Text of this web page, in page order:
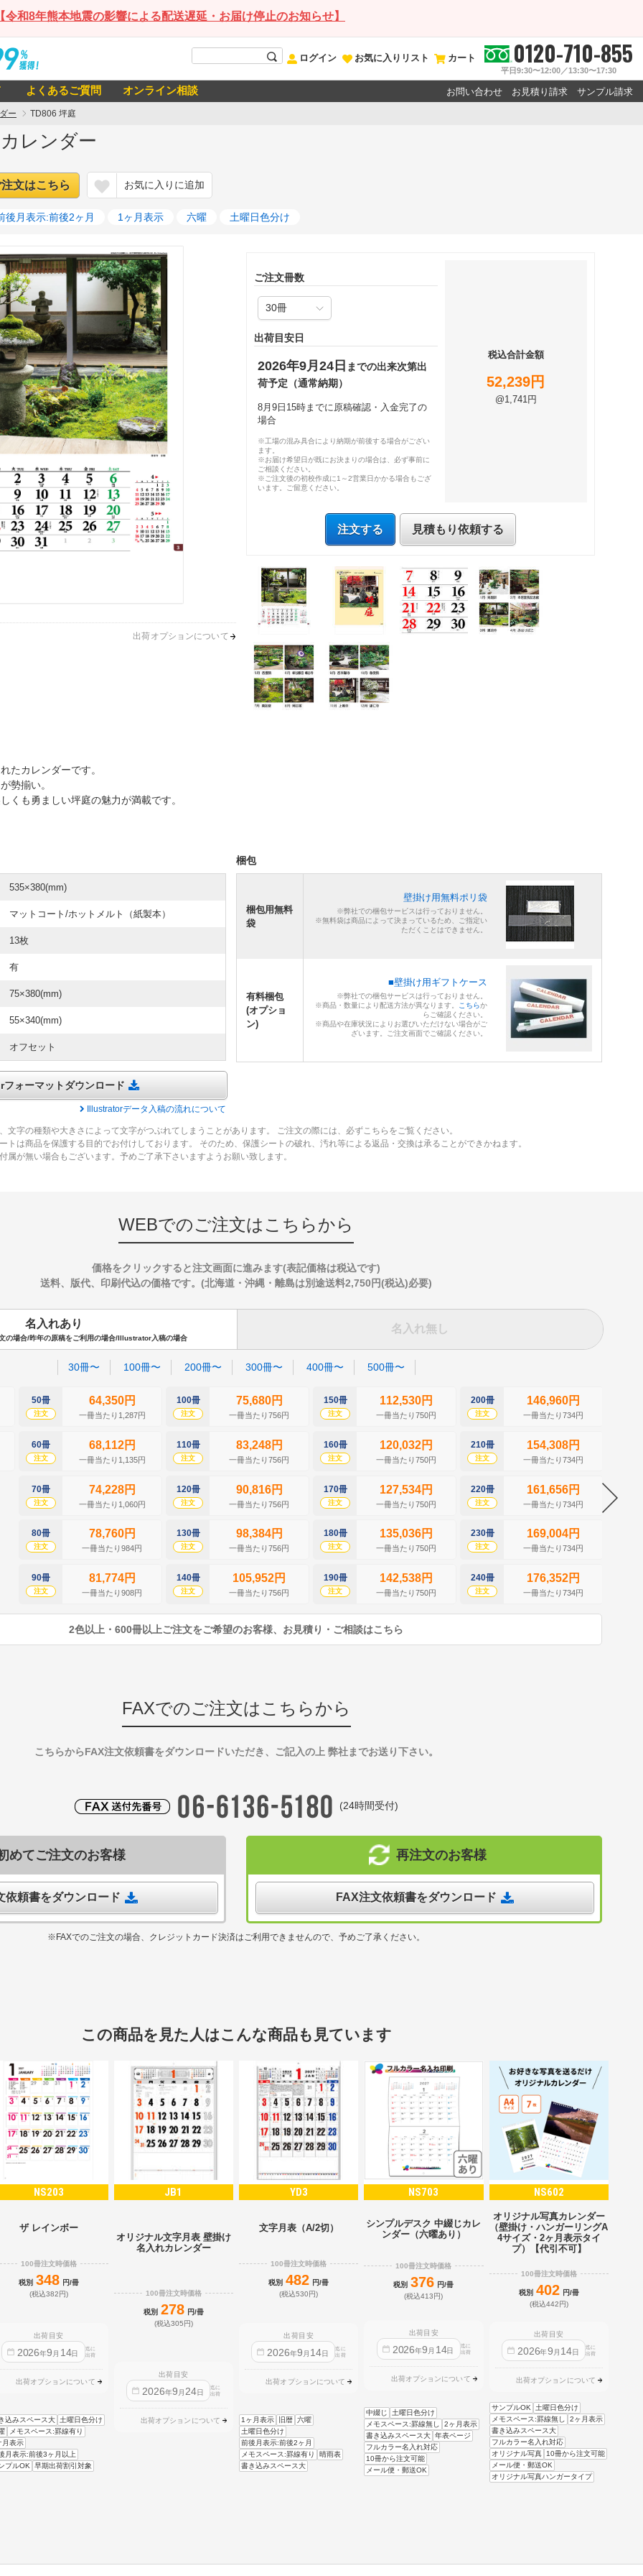
令和8年熊本地震の影響による配送遅延・お届け停止のお知らせ】
ログイン お気に入りリスト カート 0120-710-855
平日9:30〜12:00／13:30〜17:30
よくあるご質問 オンライン相談 お問い合わせ お見積り請求 サンプル請求
ー TD806 坪庭
レンダー
文はこちら お気に入りに追加
後月表示:前後2ヶ月 1ヶ月表示 六曜 土曜日色分け
出荷オプションについて
ご注文冊数
出荷目安日
2026年9月24日 までの出来次第出
荷予定（通常納期）
8月9日15時までに原稿確認・入金完了の
場合
※工場の混み具合により納期が前後する場合がござい
ます。
※お届け希望日が既にお決まりの場合は、必ず事前に
ご相談ください。
※ご注文後の初校作成に1～2営業日かかる場合もござ
います。ご留意ください。
税込合計金額
52,239円
@1,741円
注文する 見積もり依頼する
たカレンダーです。
勢揃い。
くも勇ましい坪庭の魅力が満載です。
535×380(mm)
マットコート/ホットメルト（紙製本）
13枚
有
75×380(mm)
55×340(mm)
オフセット
ォーマットダウンロード
Illustratorデータ入稿の流れについて
梱包
梱包用無料
袋
壁掛け用無料ポリ袋
※弊社での梱包サービスは行っておりません。
※無料袋は商品によって決まっているため、ご指定い
ただくことはできません。
有料梱包
(オプショ
ン)
■壁掛け用ギフトケース
※弊社での梱包サービスは行っておりません。
※商品・数量により配送方法が異なります。
こちらか
らご確認ください。
※商品や在庫状況によりお選びいただけない場合がご
ざいます。ご注文画面でご確認ください。
字の種類や大きさによって文字がつぶれてしまうことがあります。 ご注文の際には、必ずこちらをご覧ください。
は商品を保護する目的でお付けしております。 そのため、保護シートの破れ、汚れ等による返品・交換は承ることができかねます。
属が無い場合もございます。予めご了承下さいますようお願い致します。
WEBでのご注文はこちらから
価格をクリックすると注文画面に進みます(表記価格は税込です)
送料、版代、印刷代込の価格です。(北海道・沖縄・離島は別途送料2,750円(税込)必要)
名入れあり
の場合/昨年の原稿をご利用の場合/Illustrator入稿の場合
名入れ無し
30冊〜 100冊〜 200冊〜 300冊〜 400冊〜 500冊〜
50冊
注文
64,350円
一冊当たり1,287円
60冊
注文
68,112円
一冊当たり1,135円
70冊
注文
74,228円
一冊当たり1,060円
80冊
注文
78,760円
一冊当たり984円
90冊
注文
81,774円
一冊当たり908円
100冊
注文
75,680円
一冊当たり756円
110冊
注文
83,248円
一冊当たり756円
120冊
注文
90,816円
一冊当たり756円
130冊
注文
98,384円
一冊当たり756円
140冊
注文
105,952円
一冊当たり756円
150冊
注文
112,530円
一冊当たり750円
160冊
注文
120,032円
一冊当たり750円
170冊
注文
127,534円
一冊当たり750円
180冊
注文
135,036円
一冊当たり750円
190冊
注文
142,538円
一冊当たり750円
200冊
注文
146,960円
一冊当たり734円
210冊
注文
154,308円
一冊当たり734円
220冊
注文
161,656円
一冊当たり734円
230冊
注文
169,004円
一冊当たり734円
240冊
注文
176,352円
一冊当たり734円
2色以上・600冊以上ご注文をご希望のお客様、お見積り・ご相談はこちら
FAXでのご注文はこちらから
こちらからFAX注文依頼書をダウンロードいただき、ご記入の上 弊社までお送り下さい。
(24時間受付)
めてご注文のお客様
依頼書をダウンロード
再注文のお客様
FAX注文依頼書をダウンロード
※FAXでのご注文の場合、クレジットカード決済はご利用できませんので、予めご了承ください。
この商品を見た人はこんな商品も見ています
NS203
ザ レインボー
100冊注文時価格
税別 348 円/冊
(税込382円)
出荷目安
2026年9 月 14日
迄に
出荷
出荷オプションについて
込みスペース大
土曜日色分け
メモスペース:罫線有り
月表示
月表示:前後3ヶ月以上
プルOK
早期出荷割引対象
JB1
オリジナル文字月表 壁掛け
名入れカレンダー
100冊注文時価格
税別 278 円/冊
(税込305円)
出荷目安
2026年9 月 24日
迄に
出荷
出荷オプションについて
YD3
文字月表（A/2切）
100冊注文時価格
税別 482 円/冊
(税込530円)
出荷目安
2026年9 月 14日
迄に
出荷
出荷オプションについて
1ヶ月表示 旧暦 六曜
土曜日色分け
前後月表示:前後2ヶ月
メモスペース:罫線有り
晴雨表
書き込みスペース大
NS703
シンプルデスク 中綴じカレ
ンダー（六曜あり）
100冊注文時価格
税別 376 円/冊
(税込413円)
出荷目安
2026年9 月 14日
迄に
出荷
出荷オプションについて
中綴じ
土曜日色分け
メモスペース:罫線無し
2ヶ月表示
書き込みスペース大 年表ページ
フルカラー名入れ対応
10冊から注文可能
メール便・郵送OK
NS602
オリジナル写真カレンダー
（壁掛け・ハンガーリングA
4サイズ・2ヶ月表示タイ
プ）【代引不可】
100冊注文時価格
税別 402 円/冊
(税込442円)
出荷目安
2026年9 月 14日
迄に
出荷
出荷オプションについて
サンプルOK 土曜日色分け
メモスペース:罫線無し
2ヶ月表示
書き込みスペース大
フルカラー名入れ対応
オリジナル写真 10冊から注文可能
メール便・郵送OK
オリジナル写真ハンガータイプ